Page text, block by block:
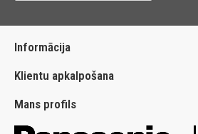
Informācija
Klientu apkalpošana
Mans profils